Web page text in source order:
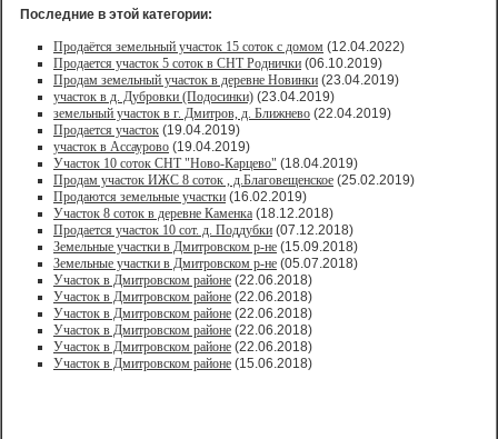
Последние в этой категории:
Продаётся земельный участок 15 соток с домом (12.04.2022)
Продается участок 5 соток в СНТ Роднички (06.10.2019)
Продам земельный участок в деревне Новинки (23.04.2019)
участок в д. Дубровки (Подосинки) (23.04.2019)
земельный участок в г. Дмитров, д. Ближнево (22.04.2019)
Продается участок (19.04.2019)
участок в Ассаурово (19.04.2019)
Участок 10 соток СНТ "Ново-Карцево" (18.04.2019)
Продам участок ИЖС 8 соток , д.Благовещенское (25.02.2019)
Продаются земельные участки (16.02.2019)
Участок 8 соток в деревне Каменка (18.12.2018)
Продается участок 10 сот. д. Поддубки (07.12.2018)
Земельные участки в Дмитровском р-не (15.09.2018)
Земельные участки в Дмитровском р-не (05.07.2018)
Участок в Дмитровском районе (22.06.2018)
Участок в Дмитровском районе (22.06.2018)
Участок в Дмитровском районе (22.06.2018)
Участок в Дмитровском районе (22.06.2018)
Участок в Дмитровском районе (22.06.2018)
Участок в Дмитровском районе (15.06.2018)